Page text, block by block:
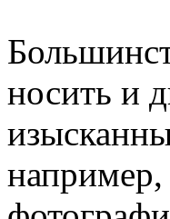
носить и
например,